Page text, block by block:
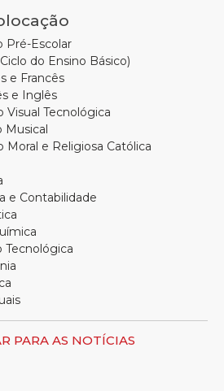
Pré-Escolar
do Ensino Básico)
e Francês
e Inglês
Visual Tecnológica
Musical
Moral e Religiosa Católica
e Contabilidade
Tecnológica
PARA AS NOTÍCIAS